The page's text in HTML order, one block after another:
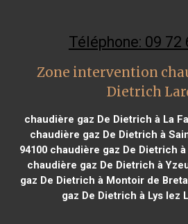
Téléphone: 09 72
Zone intervention
Dietrich
chaudière gaz De Dietrich à La
chaudière gaz De Dietrich à
94100chaudière gaz De Dietrich à
chaudière gaz De Dietrich à
gaz De Dietrich à Montoir de
gaz De Dietrich à Lys lez